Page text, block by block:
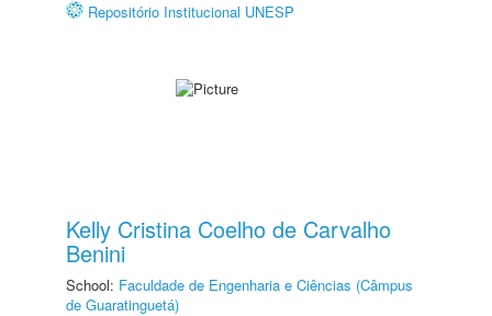
Repositório Institucional UNESP
Kelly Cristina Coelho de Carvalho
Benini
School: Faculdade de Engenharia e Ciências (Câmpus
de Guaratinguetá)